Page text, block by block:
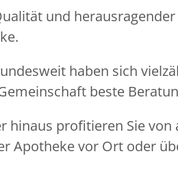
und
haben sich
beste
hinaus profitieren Sie
Apotheke vor Ort oder